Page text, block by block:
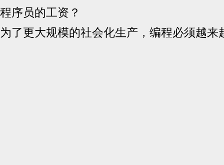
程序员的工资？
为了更大规模的社会化生产，编程必须越来